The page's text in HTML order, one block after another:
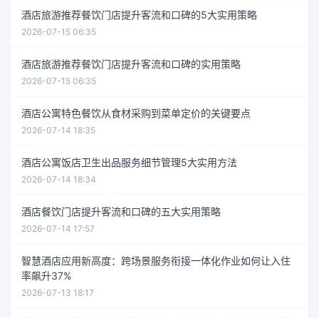
酒店旅游推荐餐饮门店提升客流和口碑的5大实用策略
2026-07-15 06:35
酒店旅游推荐餐饮门店提升客流和口碑的实用策略
2026-07-15 06:35
酒店公寓特色餐饮从食材采购到菜单定价的关键要点
2026-07-14 18:35
酒店公寓饭店卫生出品服务细节管理5大实用方法
2026-07-14 18:34
酒店餐饮门店提升客流和口碑的五大实用策略
2026-07-14 17:57
智慧酒店应用新高度：跨场景服务衔接一体化作业如何让入住
率飙升37%
2026-07-13 18:17